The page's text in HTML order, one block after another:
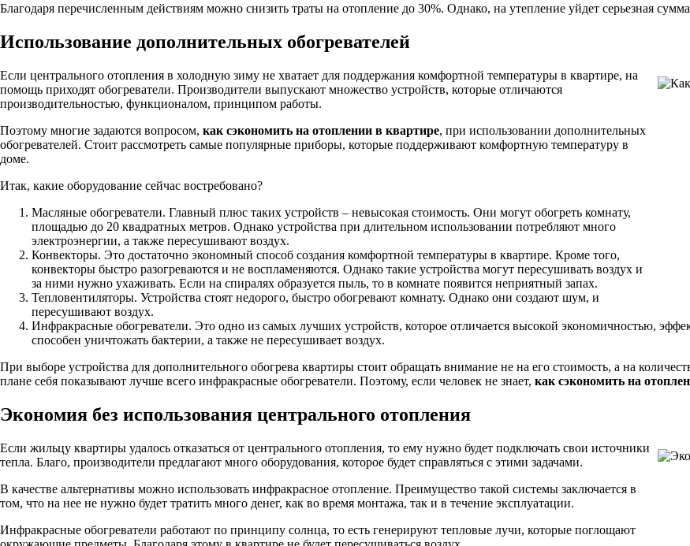
Благодаря перечисленным действиям можно снизить траты на отопление до 30%. Однако, на утепление уйдет серьезная
Использование дополнительных обогревателей
Если центрального отопления в холодную зиму не хватает для поддержания комфортной температуры в квартире, на
помощь приходят обогреватели. Производители выпускают множество устройств, которые отличаются
производительностью, функционалом, принципом работы.
Поэтому многие задаются вопросом, как сэкономить на отоплении в квартире, при использовании дополнительных
обогревателей. Стоит рассмотреть самые популярные приборы, которые поддерживают комфортную температуру в
доме.
Итак, какие оборудование сейчас востребовано?
Масляные обогреватели. Главный плюс таких устройств – невысокая стоимость. Они могут обогреть комнату,
площадью до 20 квадратных метров. Однако устройства при длительном использовании потребляют много
электроэнергии, а также пересушивают воздух.
Конвекторы. Это достаточно экономный способ создания комфортной температуры в квартире. Кроме того,
конвекторы быстро разогреваются и не воспламеняются. Однако такие устройства могут пересушивать воздух и
за ними нужно ухаживать. Если на спиралях образуется пыль, то в комнате появится неприятный запах.
Тепловентиляторы. Устройства стоят недорого, быстро обогревают комнату. Однако они создают шум, и
пересушивают воздух.
Инфракрасные обогреватели. Это одно из самых лучших устройств, которое отличается высокой экономичностью,
способен уничтожать бактерии, а также не пересушивает воздух.
При выборе устройства для дополнительного обогрева квартиры стоит обращать внимание не на его стоимость, а на
плане себя показывают лучше всего инфракрасные обогреватели. Поэтому, если человек не знает, как сэкономить на
Экономия без использования центрального отопления
Если жильцу квартиры удалось отказаться от центрального отопления, то ему нужно будет подключать свои источники
тепла. Благо, производители предлагают много оборудования, которое будет справляться с этими задачами.
В качестве альтернативы можно использовать инфракрасное отопление. Преимущество такой системы заключается в
том, что на нее не нужно будет тратить много денег, как во время монтажа, так и в течение эксплуатации.
Инфракрасные обогреватели работают по принципу солнца, то есть генерируют тепловые лучи, которые поглощают